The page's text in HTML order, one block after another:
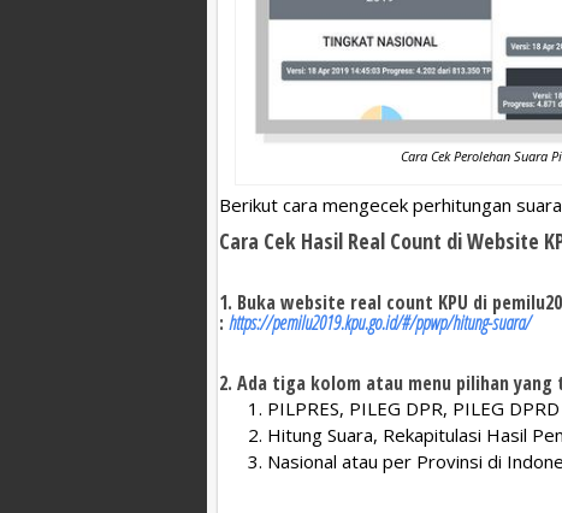
Cara Cek Perolehan Suara
Berikut cara mengecek perhitungan
Cara Cek Hasil Real Count di Website
1. Buka website real count KPU di
: https://pemilu2019.kpu.go.id/#/ppwp/hitung-suara/
2. Ada tiga kolom atau menu pilihan
PILPRES, PILEG DPR, PILEG
Hitung Suara, Rekapitulasi Hasil
Nasional atau per Provinsi di